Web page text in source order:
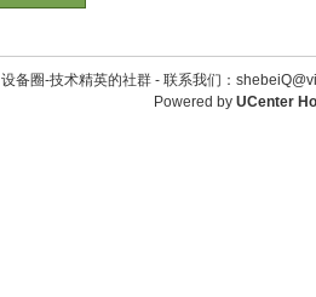
设备圈-技术精英的社群 - 联系我们：
Powered by UCenter